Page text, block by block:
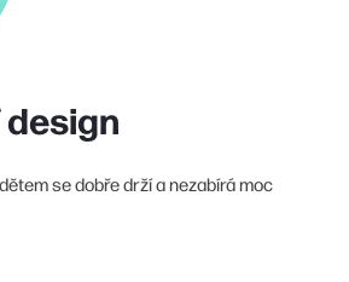
se dobře drží a nezabírá moc